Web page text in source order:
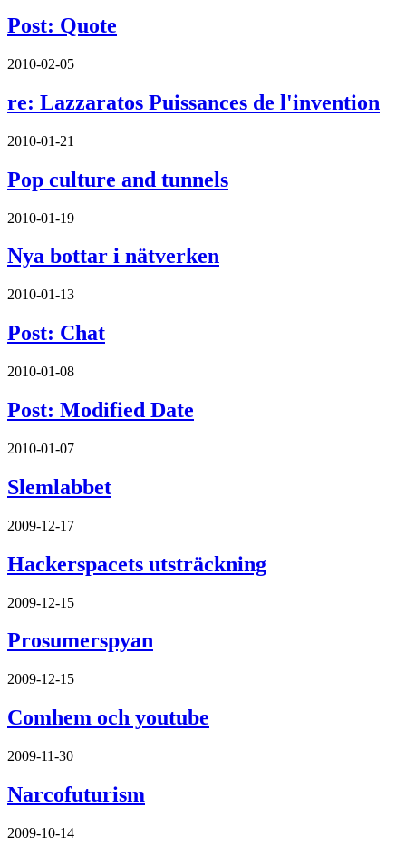
Post: Quote
2010-02-05
re: Lazzaratos Puissances de l'invention
2010-01-21
Pop culture and tunnels
2010-01-19
Nya bottar i nätverken
2010-01-13
Post: Chat
2010-01-08
Post: Modified Date
2010-01-07
Slemlabbet
2009-12-17
Hackerspacets utsträckning
2009-12-15
Prosumerspyan
2009-12-15
Comhem och youtube
2009-11-30
Narcofuturism
2009-10-14